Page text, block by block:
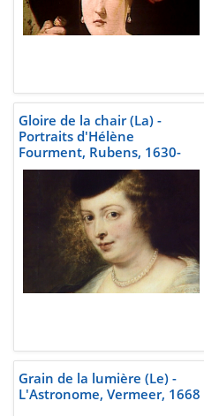
Gloire de la chair (La) -
Portraits d'Hélène
Fourment, Rubens, 1630-
1640
Grain de la lumière (Le) -
L'Astronome, Vermeer, 1668